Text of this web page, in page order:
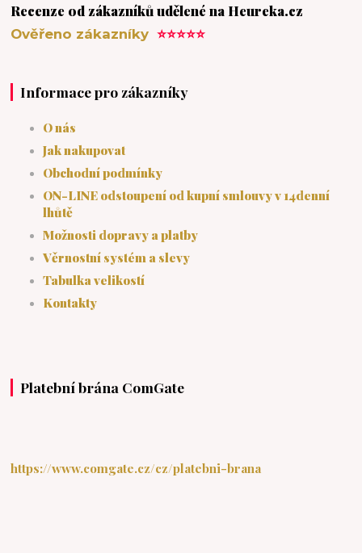
Recenze od zákazníků udělené na Heureka.cz
Ověřeno zákazníky⭐⭐⭐⭐⭐
Informace pro zákazníky
O nás
Jak nakupovat
Obchodní podmínky
ON-LINE odstoupení od kupní smlouvy v 14denní
lhůtě
Možnosti dopravy a platby
Věrnostní systém a slevy
Tabulka velikostí
Kontakty
Platební brána ComGate
https://www.comgate.cz/cz/platebni-brana